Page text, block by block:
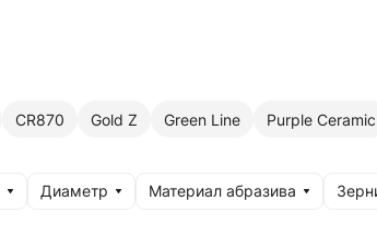
CR870 Gold Z Green Line Purple Сeramic
Диаметр Материал абразива